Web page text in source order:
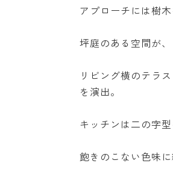
アプローチには樹
坪庭のある空間が
リビング横のテラ
を演出。
キッチンは二の字
飽きのこない色味